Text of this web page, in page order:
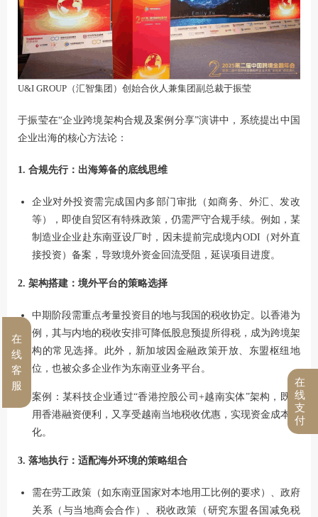
U&I GROUP（汇智集团）创始合伙人兼集团副总裁于振莹
于振莹在“企业跨境架构合规及案例分享”演讲中，系统提出中国
企业出海的核心方法论：
1. 合规先行：出海筹备的底线思维
企业对外投资需完成国内多部门审批（如商务、外汇、发改
等），即使自贸区有特殊政策，仍需严守合规手续。例如，某
制造业企业赴东南亚设厂时，因未提前完成境内ODI（对外直
接投资）备案，导致境外资金回流受阻，延误项目进度。
2. 架构搭建：境外平台的策略选择
中期阶段需重点考量投资目的地与我国的税收协定。以香港为
例，其与内地的税收安排可降低股息预提所得税，成为跨境架
构的常见选择。此外，新加坡因金融政策开放、东盟枢纽地
位，也被众多企业作为东南亚业务平台。
案例：某科技企业通过“香港控股公司+越南实体”架构，既利
用香港融资便利，又享受越南当地税收优惠，实现资金成本优
化。
3. 落地执行：适配海外环境的策略组合
需在劳工政策（如东南亚国家对本地用工比例的要求）、政府
关系（与当地商会合作）、税收政策（研究东盟各国减免税
在
线
客
服
在
线
支
付